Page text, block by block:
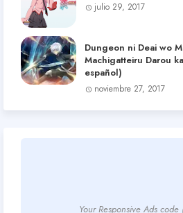
julio 29, 2017
Dungeon ni Deai wo
Machigatteiru Darou
español)
noviembre 27, 2017
Your Responsive Ads